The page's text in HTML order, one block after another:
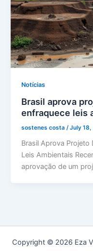
Notícias
Brasil aprova
enfraquece leis
sostenes costa /July 18,
Brasil Aprova
Leis Ambientais
aprovação de um
Copyright © 2026 Eza